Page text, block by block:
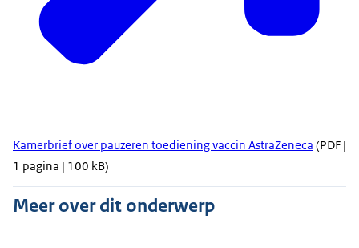
Kamerbrief over pauzeren toediening vaccin AstraZeneca (PDF |
1 pagina | 100 kB)
Meer over dit onderwerp